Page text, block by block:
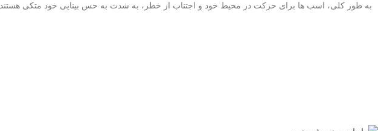
به طور کلی، اسب ها برای حرکت در محیط خود و اجتناب از خطر، به شدت به حس بینایی خود متکی هستند.